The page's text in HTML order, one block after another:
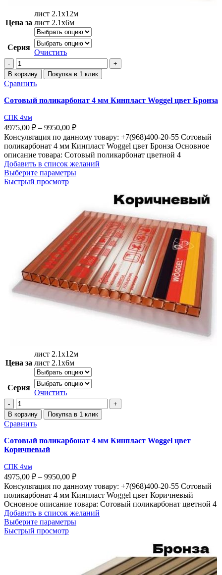
Цена за
лист 2.1х12м
лист 2.1х6м
Серия
Очистить
В корзину Покупка в 1 клик
Сравнить
Сотовый поликарбонат 4 мм Кинпласт Woggel цвет Бронза
СПК 4мм
4975,00 ₽ – 9950,00 ₽
Консультация по данному товару: +7(968)400-20-55 Сотовый
поликарбонат 4 мм Кинпласт Woggel цвет Бронза Основное
описание товара: Сотовый поликарбонат цветной 4
Добавить в список желаний
Выберите параметры
Быстрый просмотр
Цена за
лист 2.1х12м
лист 2.1х6м
Серия
Очистить
В корзину Покупка в 1 клик
Сравнить
Сотовый поликарбонат 4 мм Кинпласт Woggel цвет
Коричневый
СПК 4мм
4975,00 ₽ – 9950,00 ₽
Консультация по данному товару: +7(968)400-20-55 Сотовый
поликарбонат 4 мм Кинпласт Woggel цвет Коричневый
Основное описание товара: Сотовый поликарбонат цветной 4
Добавить в список желаний
Выберите параметры
Быстрый просмотр